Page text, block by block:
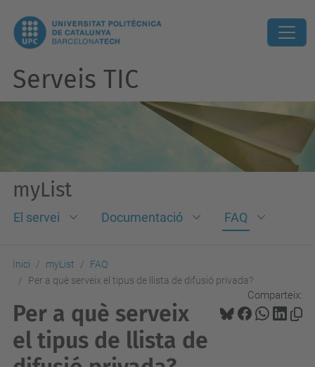
Serveis TIC
myList
El servei Documentació FAQ
Inici myList
FAQ
Per a què serveix el tipus de llista de difusió privada?
Comparteix:
Per a què serveix
el tipus de llista de